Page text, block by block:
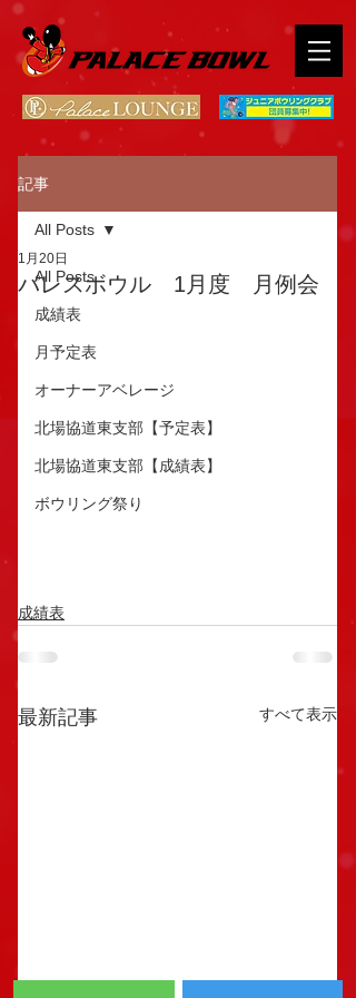
記事
All Posts
成績表
月予定表
オーナーアベレージ
北場協道東支部【予定表】
北場協道東支部【成績表】
ボウリング祭り
All Posts
パレスボウル 1月度 月例会
1月20日
成績表
最新記事 すべて表示